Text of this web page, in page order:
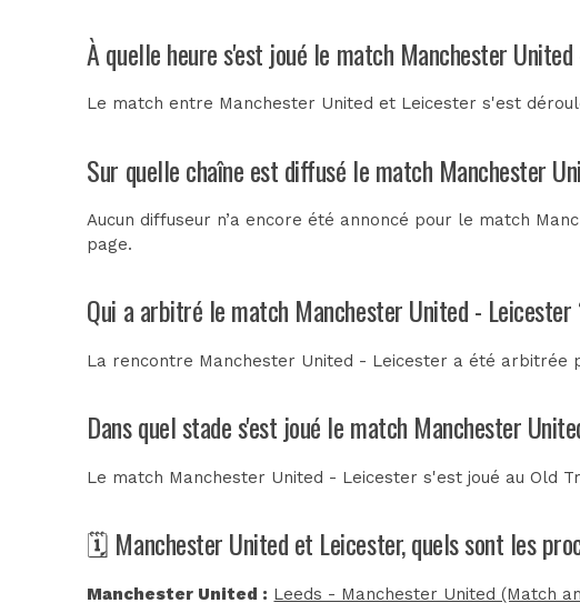
À quelle heure s'est joué le match Manchester
Le match entre Manchester United et Leicester s'est
Sur quelle chaîne est diffusé le match Manchester
Aucun diffuseur n’a encore été annoncé pour le match
page.
Qui a arbitré le match Manchester United - Leicester
La rencontre Manchester United - Leicester a été arbitrée
Dans quel stade s'est joué le match Manchester
Le match Manchester United - Leicester s'est joué auOld
🗓️ Manchester United et Leicester, quels sont les
Manchester United : Leeds - Manchester United (Match